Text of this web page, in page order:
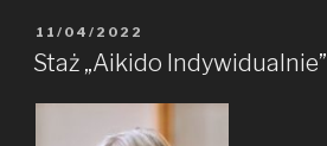
POSTED
ON
11/04/2022
Staż „Aikido Indywidualnie”